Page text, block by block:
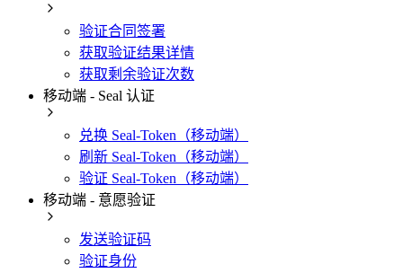
验证合同签署
获取验证结果详情
获取剩余验证次数
移动端 - Seal 认证
兑换 Seal-Token（移动端）
刷新 Seal-Token（移动端）
验证 Seal-Token（移动端）
移动端 - 意愿验证
发送验证码
验证身份